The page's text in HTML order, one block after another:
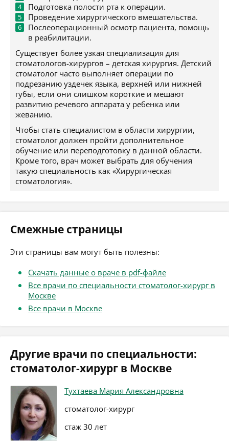
Подготовка полости рта к операции.
Проведение хирургического вмешательства.
Послеоперационный осмотр пациента, помощь
в реабилитации.
Существует более узкая специализация для
стоматологов-хирургов – детская хирургия. Детский
стоматолог часто выполняет операции по
подрезанию уздечек языка, верхней или нижней
губы, если они слишком короткие и мешают
развитию речевого аппарата у ребенка или
жеванию.
Чтобы стать специалистом в области хирургии,
стоматолог должен пройти дополнительное
обучение или переподготовку в данной области.
Кроме того, врач может выбрать для обучения
такую специальность как «Хирургическая
стоматология».
Смежные страницы
Эти страницы вам могут быть полезны:
Скачать данные о враче в pdf-файле
Все врачи по специальности стоматолог-хирург в
Москве
Все врачи в Москве
Другие врачи по специальности:
стоматолог-хирург в Москве
Тухтаева Мария Александровна
стоматолог-хирург
стаж 30 лет